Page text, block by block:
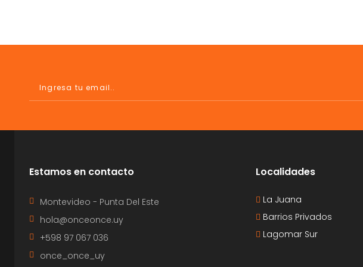
Estamos en contacto
Montevideo - Punta Del Este
hola@onceonce.uy
+598 97 067 036
once_once_uy
Localidades
La Juana
Barrios Privados
Lagomar Sur